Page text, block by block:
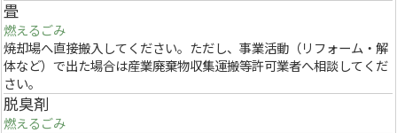
畳
燃えるごみ
焼却場へ直接搬入してください。ただし、事業活動（リフォーム・解
体など）で出た場合は産業廃棄物収集運搬等許可業者へ相談してくだ
さい。
脱臭剤
燃えるごみ